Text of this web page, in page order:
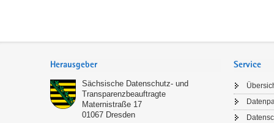
Herausgeber
Sächsische Datenschutz- und
Transparenzbeauftragte
Maternistraße 17
01067 Dresden
Service